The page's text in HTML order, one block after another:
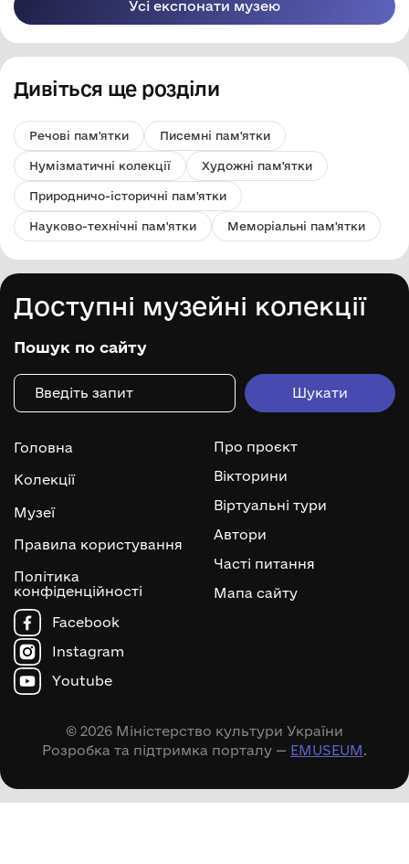
Усі експонати музею
Дивіться ще розділи
Речові пам'ятки Писемні пам'ятки
Нумізматичні колекції Художні пам'ятки
Природничо-історичні пам'ятки
Науково-технічні пам'ятки Меморіальні пам'ятки
Доступні музейні колекції
Пошук по сайту
Головна
Колекції
Музеї
Правила користування
Політика
конфіденційності
Про проєкт
Вікторини
Віртуальні тури
Автори
Часті питання
Мапа сайту
Facebook
Instagram
Youtube
© 2026 Міністерство культури України
Розробка та підтримка порталу — EMUSEUM.